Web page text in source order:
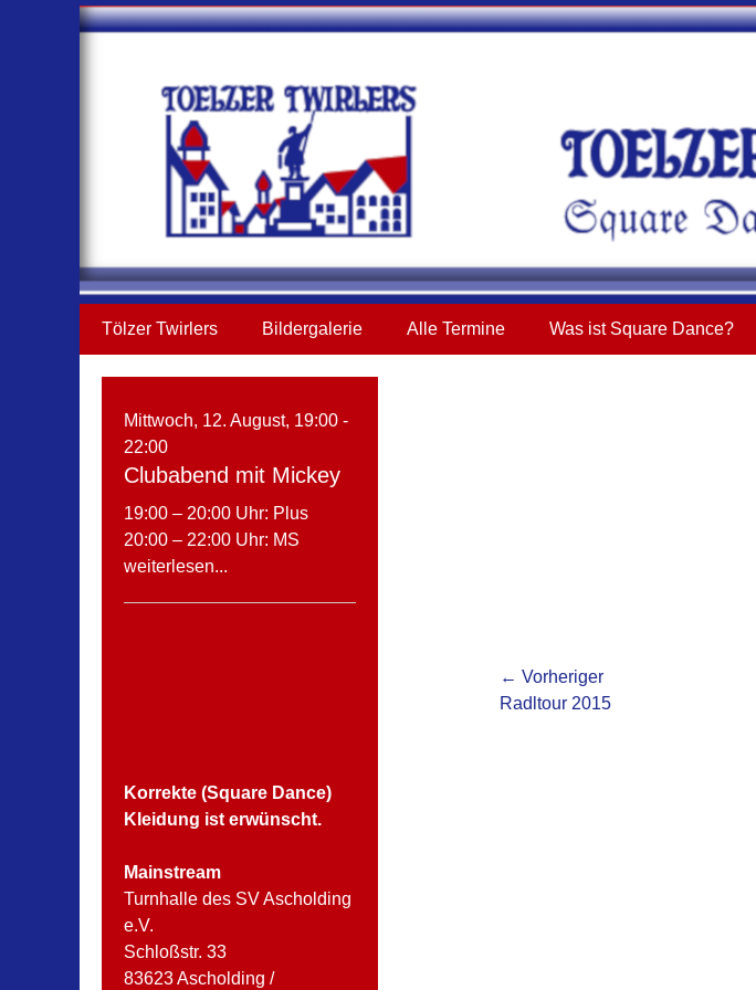
Tölzer Twirlers
Square Dance Club
Primäres
Menü
Tölzer Twirlers Bildergalerie Alle Termine Was ist Square Dance?
Beitragsnavigation
← Vorheriger
Vorheriger
Radltour 2015
Mittwoch, 12. August, 19:00 -
22:00
Clubabend mit Mickey
19:00 – 20:00 Uhr: Plus
20:00 – 22:00 Uhr: MS
weiterlesen...
Korrekte (Square Dance)
Kleidung ist erwünscht.
Mainstream
Turnhalle des SV Ascholding
e.V.
Schloßstr. 33
83623 Ascholding /